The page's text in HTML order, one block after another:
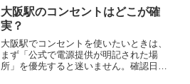
大阪駅のコンセントはどこが確
実？
大阪駅でコンセントを使いたいときは、
まず「公式で電源提供が明記された場
所」を優先すると迷いません。確認日が